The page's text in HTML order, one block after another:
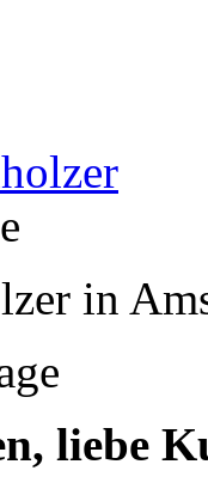
in
liebe